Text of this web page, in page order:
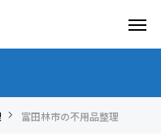
富田林市の不用品整理